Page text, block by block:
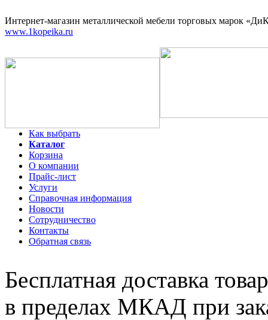
Интернет-магазин металлической мебели торговых марок
www.1kopeika.ru
Как выбрать
Каталог
Корзина
О компании
Прайс-лист
Услуги
Справочная информация
Новости
Сотрудничество
Контакты
Обратная связь
Бесплатная доставка
в пределах МКАД при